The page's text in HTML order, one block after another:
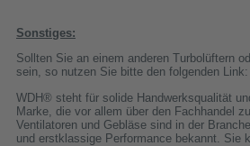
Sonstiges:
Sollten Sie an einem anderen Turbolüftern
sein, so nutzen Sie bitte den folgenden Link:
WDH® steht für solide Handwerksqualität
Marke, die vor allem über den Fachhandel
Ventilatoren und Gebläse sind in der
und erstklassige Performance bekannt. Sie